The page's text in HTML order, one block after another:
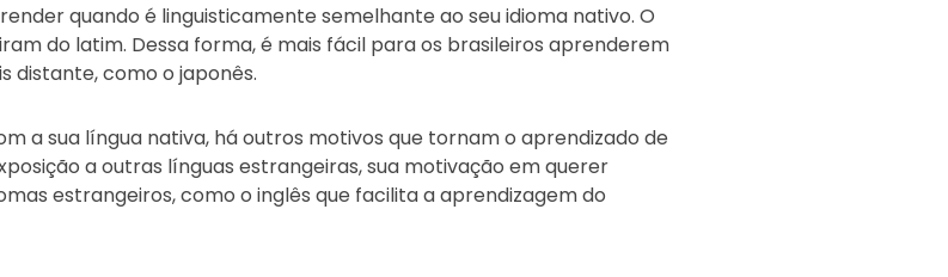
quando é linguisticamente semelhante ao seu idioma nativo. O
do latim. Dessa forma, é mais fácil para os brasileiros aprenderem
distante, como o japonês.
a sua língua nativa, há outros motivos que tornam o aprendizado de
a outras línguas estrangeiras, sua motivação em querer
estrangeiros, como o inglês que facilita a aprendizagem do